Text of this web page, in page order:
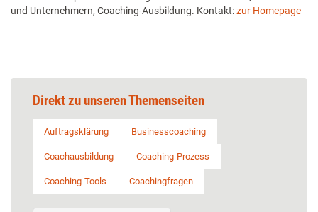
und Unternehmern, Coaching-Ausbildung. Kontakt:zur Homepage
Direkt zu unseren Themenseiten
Auftragsklärung Businesscoaching
Coachausbildung Coaching-Prozess
Coaching-Tools Coachingfragen